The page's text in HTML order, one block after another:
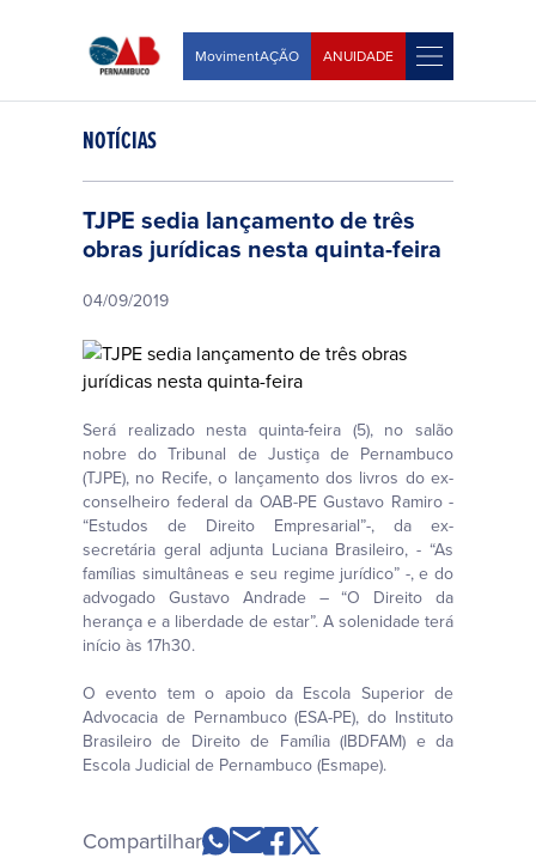
MovimentAÇÃO ANUIDADE
NOTÍCIAS
TJPE sedia lançamento de três
obras jurídicas nesta quinta-feira
04/09/2019
Será realizado nesta quinta-feira (5), no salão
nobre do Tribunal de Justiça de Pernambuco
(TJPE), no Recife, o lançamento dos livros do ex-
conselheiro federal da OAB-PE Gustavo Ramiro -
“Estudos de Direito Empresarial”-, da ex-
secretária geral adjunta Luciana Brasileiro, - “As
famílias simultâneas e seu regime jurídico” -, e do
advogado Gustavo Andrade – “O Direito da
herança e a liberdade de estar”. A solenidade terá
início às 17h30.
O evento tem o apoio da Escola Superior de
Advocacia de Pernambuco (ESA-PE), do Instituto
Brasileiro de Direito de Família (IBDFAM) e da
Escola Judicial de Pernambuco (Esmape).
Compartilhar